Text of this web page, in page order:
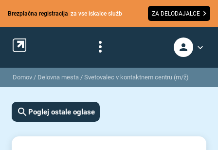
Brezplačna registracija za vse iskalce služb ZA DELODAJALCE
Domov / Delovna mesta / Svetovalec v kontaktnem centru (m/ž)
Poglej ostale oglase